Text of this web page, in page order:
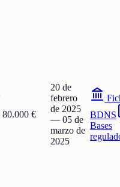
80.000 €
20 de
febrero
de 2025
— 05 de
marzo de
2025
BDNS
Bases